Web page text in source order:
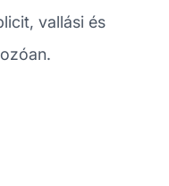
vallási és